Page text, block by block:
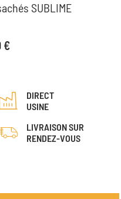
SUBLIME
€
DIRECT
USINE
LIVRAISON SUR
RENDEZ-VOUS